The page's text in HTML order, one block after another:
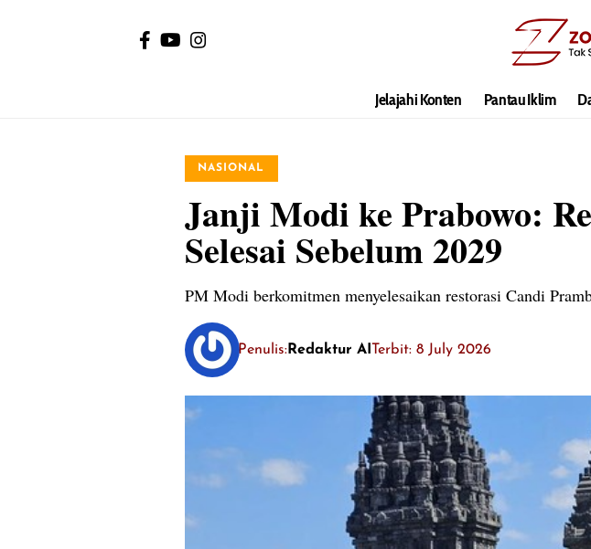
Jelajahi Konten Pantau Iklim
NASIONAL
Janji Modi ke Prabowo:
Selesai Sebelum 2029
PM Modi berkomitmen menyelesaikan restorasi Candi
Penulis:Redaktur AI Terbit: 8 July 2026